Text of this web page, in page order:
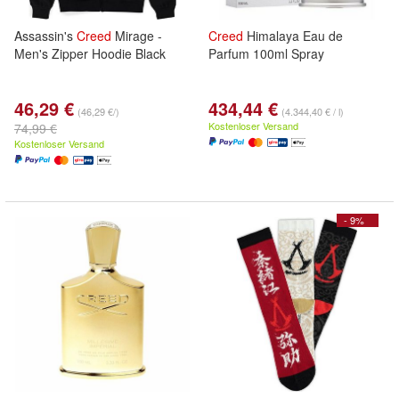
Assassin's Creed Mirage -
Men's Zipper Hoodie Black
46,29 € (46,29 €/)
74,99 €
Kostenloser Versand
Creed Himalaya Eau de
Parfum 100ml Spray
434,44 € (4.344,40 € / l)
Kostenloser Versand
- 9%